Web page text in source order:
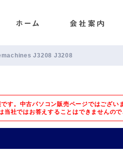
J3208 J3208
す。中古パソコン販売ページではござい
当社ではお答えすることはできませんので